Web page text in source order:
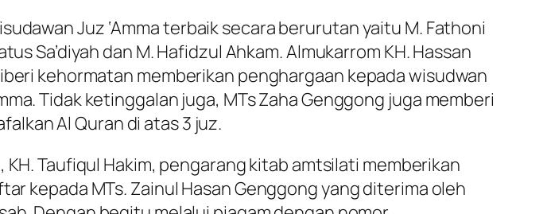
Juz ‘Amma terbaik secara berurutan yaitu M. Fathoni
Sa’diyah dan M. Hafidzul Ahkam. Almukarrom KH. Hassan
kehormatan memberikan penghargaan kepada wisudwan
Tidak ketinggalan juga, MTs Zaha Genggong juga memberi
Al Quran di atas 3 juz.
KH. Taufiqul Hakim, pengarang kitab amtsilati memberikan
kepada MTs. Zainul Hasan Genggong yang diterima oleh